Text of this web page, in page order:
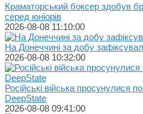
Краматорський боксер здобув
серед юніорів
2026-08-08 11:10:00
На Донеччині за добу
2026-08-08 10:32:00
Російські війська просунулися
DeepState
2026-08-08 09:41:00